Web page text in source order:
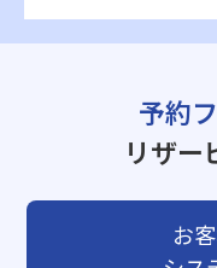
予約
リザー
お